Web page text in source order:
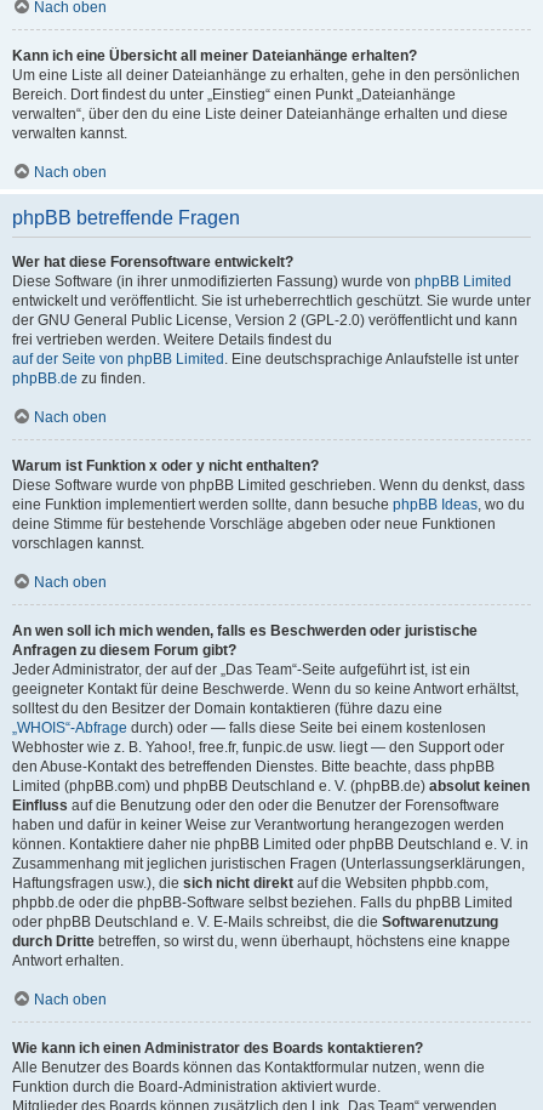
Nach oben
Kann ich eine Übersicht all meiner Dateianhänge erhalten?
Um eine Liste all deiner Dateianhänge zu erhalten, gehe in den persönlichen
Bereich. Dort findest du unter „Einstieg“ einen Punkt „Dateianhänge
verwalten“, über den du eine Liste deiner Dateianhänge erhalten und diese
verwalten kannst.
Nach oben
phpBB betreffende Fragen
Wer hat diese Forensoftware entwickelt?
Diese Software (in ihrer unmodifizierten Fassung) wurde von phpBB Limited
entwickelt und veröffentlicht. Sie ist urheberrechtlich geschützt. Sie wurde unter
der GNU General Public License, Version 2 (GPL-2.0) veröffentlicht und kann
frei vertrieben werden. Weitere Details findest du
auf der Seite von phpBB Limited . Eine deutschsprachige Anlaufstelle ist unter
phpBB.de zu finden.
Nach oben
Warum ist Funktion x oder y nicht enthalten?
Diese Software wurde von phpBB Limited geschrieben. Wenn du denkst, dass
eine Funktion implementiert werden sollte, dann besuche phpBB Ideas, wo du
deine Stimme für bestehende Vorschläge abgeben oder neue Funktionen
vorschlagen kannst.
Nach oben
An wen soll ich mich wenden, falls es Beschwerden oder juristische
Anfragen zu diesem Forum gibt?
Jeder Administrator, der auf der „Das Team“-Seite aufgeführt ist, ist ein
geeigneter Kontakt für deine Beschwerde. Wenn du so keine Antwort erhältst,
solltest du den Besitzer der Domain kontaktieren (führe dazu eine
„WHOIS“-Abfrage durch) oder — falls diese Seite bei einem kostenlosen
Webhoster wie z. B. Yahoo!, free.fr, funpic.de usw. liegt — den Support oder
den Abuse-Kontakt des betreffenden Dienstes. Bitte beachte, dass phpBB
Limited (phpBB.com) und phpBB Deutschland e. V. (phpBB.de) absolut keinen
Einfluss auf die Benutzung oder den oder die Benutzer der Forensoftware
haben und dafür in keiner Weise zur Verantwortung herangezogen werden
können. Kontaktiere daher nie phpBB Limited oder phpBB Deutschland e. V. in
Zusammenhang mit jeglichen juristischen Fragen (Unterlassungserklärungen,
Haftungsfragen usw.), die sich nicht direkt auf die Websiten phpbb.com,
phpbb.de oder die phpBB-Software selbst beziehen. Falls du phpBB Limited
oder phpBB Deutschland e. V. E-Mails schreibst, die die Softwarenutzung
durch Dritte betreffen, so wirst du, wenn überhaupt, höchstens eine knappe
Antwort erhalten.
Nach oben
Wie kann ich einen Administrator des Boards kontaktieren?
Alle Benutzer des Boards können das Kontaktformular nutzen, wenn die
Funktion durch die Board-Administration aktiviert wurde.
Mitglieder des Boards können zusätzlich den Link „Das Team“ verwenden.